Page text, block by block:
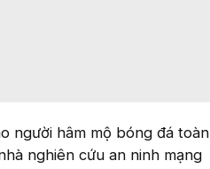
người hâm mộ bóng đá toàn
nghiên cứu an ninh mạng